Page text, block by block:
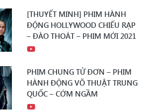
[THUYẾT MINH] PHIM HÀNH
ĐỘNG HOLLYWOOD CHIẾU RẠP
– ĐÀO THOÁT – PHIM MỚI 2021
PHIM CHUNG TỬ ĐƠN – PHIM
HÀNH ĐỘNG VÕ THUẬT TRUNG
QUỐC – CỚM NGẦM